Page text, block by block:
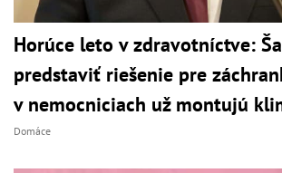
Horúce leto v zdravotníctve:
predstaviť riešenie pre
v nemocniciach už montujú
Domáce